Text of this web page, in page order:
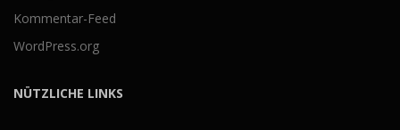
Kommentar-Feed
WordPress.org
NÜTZLICHE LINKS